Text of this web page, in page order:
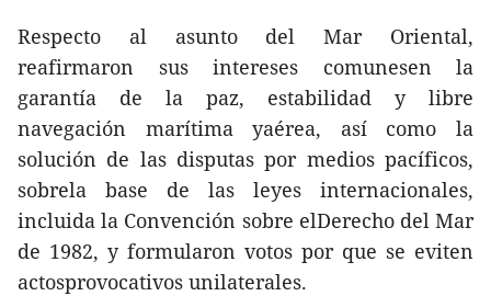
Respecto al asunto del Mar Oriental,
reafirmaron sus intereses comunesen la
garantía de la paz, estabilidad y libre
navegación marítima yaérea, así como la
solución de las disputas por medios pacíficos,
sobrela base de las leyes internacionales,
incluida la Convención sobre elDerecho del Mar
de 1982, y formularon votos por que se eviten
actosprovocativos unilaterales.